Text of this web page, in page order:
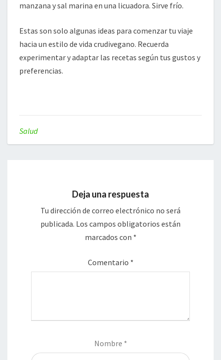
manzana y sal marina en una licuadora. Sirve frío.
Estas son solo algunas ideas para comenzar tu viaje
hacia un estilo de vida crudivegano. Recuerda
experimentar y adaptar las recetas según tus gustos y
preferencias.
Salud
Deja una respuesta
Tu dirección de correo electrónico no será
publicada. Los campos obligatorios están
marcados con *
Comentario *
Nombre *